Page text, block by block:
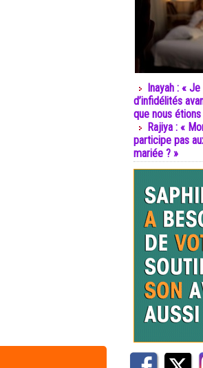
Inayah : «
d’infidélités
que nous
Rajiya : «
participe pas
mariée ? »